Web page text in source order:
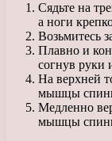
Сядьте на
а ноги
Возьмитесь
Плавно и
согнув руки
На верхней
мышцы
Медленно
мышцы